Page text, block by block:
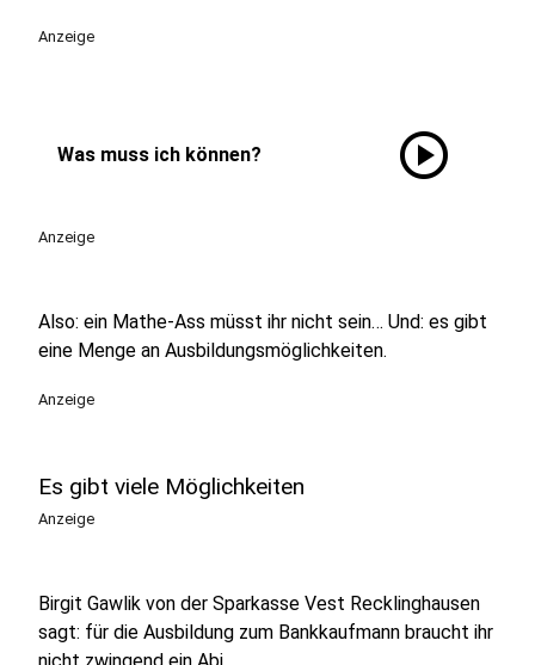
Anzeige
Was muss ich können? play_circle
Anzeige
Also: ein Mathe-Ass müsst ihr nicht sein… Und: es gibt
eine Menge an Ausbildungsmöglichkeiten.
Anzeige
Es gibt viele Möglichkeiten
Anzeige
Birgit Gawlik von der Sparkasse Vest Recklinghausen
sagt: für die Ausbildung zum Bankkaufmann braucht ihr